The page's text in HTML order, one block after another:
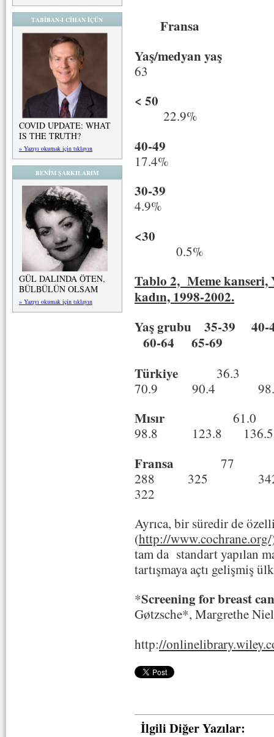
TABİBAN-I CİHAN İÇÜN
COVID UPDATE: WHAT
IS THE TRUTH?
» Yazıyı okumak için tıklayın
BENİM ŞARKILARIM
GÜL DALINDA ÖTEN,
BÜLBÜLÜN OLSAM
» Yazıyı okumak için tıklayın
Fransa
Yaş/medyan yaş
63
<
22.9%
40-49
17.4%
30-39
4.9%
<30
0.5%
Tablo 2, Meme kanseri,
kadın, 1998-2002.
Yaş grubu 35-39
60-64 65-69
Türkiye
70.9 90.4
Mısır
98.8 123.8
Fransa
77
288 325
Ayrıca, bir süredir de
(http://
tam da standart yapılan
tartışmaya açtı gelişmiş
*Screening for breast
Gøtzsche*, Margrethe
http://
İlgili Diğer Yazılar: